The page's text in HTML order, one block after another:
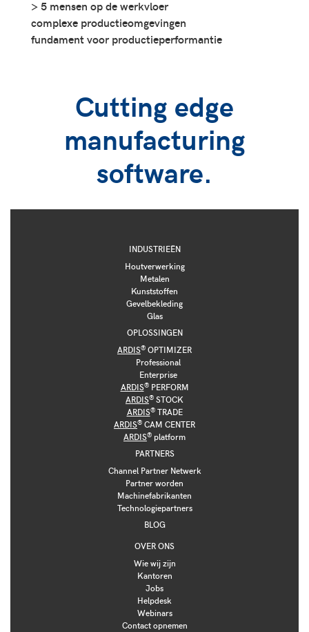
> 5 mensen op de werkvloer
complexe productieomgevingen
fundament voor productieperformantie
Cutting edge
manufacturing
software.
INDUSTRIEËN
Houtverwerking
Metalen
Kunststoffen
Gevelbekleding
Glas
OPLOSSINGEN
ARDIS® OPTIMIZER
Professional
Enterprise
ARDIS®PERFORM
ARDIS® STOCK
ARDIS®TRADE
ARDIS® CAM CENTER
ARDIS® platform
PARTNERS
Channel Partner Netwerk
Partner worden
Machinefabrikanten
Technologiepartners
BLOG
OVER ONS
Wie wij zijn
Kantoren
Jobs
Helpdesk
Webinars
Contact opnemen